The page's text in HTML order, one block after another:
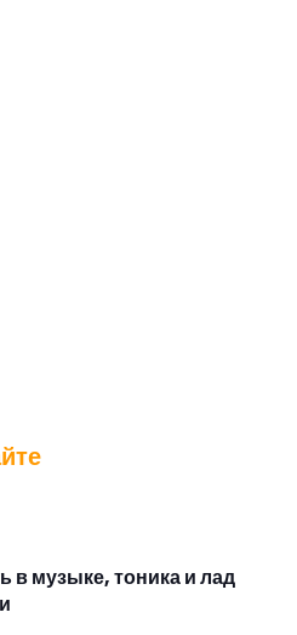
в музыке, тоника и лад